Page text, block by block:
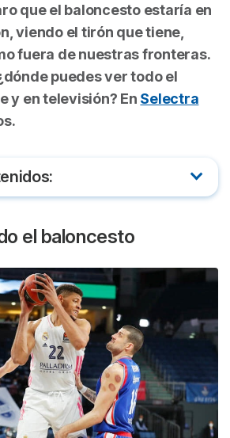
que el baloncesto estaría en
viendo el tirón que tiene,
fuera de nuestras fronteras.
puedes ver todo el
y en televisión? En Selectra
la Euroliga
la Liga ACB
en los Juegos Olímpicos
Euroliga y ACB gratis online?
el baloncesto